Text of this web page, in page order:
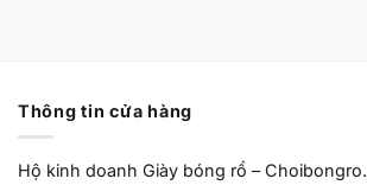
Thông tin cửa hàng
Hộ kinh doanh Giày bóng rổ –